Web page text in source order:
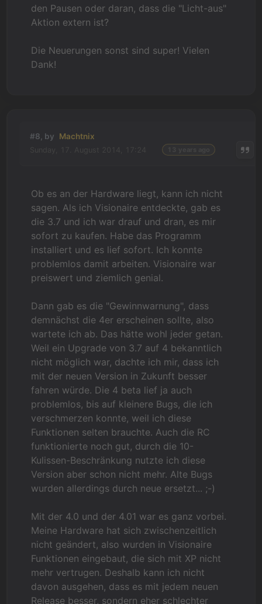
den Pausen oder daran, dass die "Licht-aus"
Aktion extern ist?
Die Neuerungen sonst sind super! Vielen
Dank!
#8, by Machtnix
Ob es an der Hardware liegt, kann ich nicht
sagen. Als ich Visionaire entdeckte, gab es
die 3.7 und ich war drauf und dran, es mir
sofort zu kaufen. Habe das Programm
installiert und es lief sofort. Ich konnte
problemlos damit arbeiten. Visionaire war
preiswert und ziemlich genial.
Dann gab es die "Gewinnwarnung", dass
demnächst die 4er erscheinen sollte, also
wartete ich ab. Das hätte wohl jeder getan.
Weil ein Upgrade von 3.7 auf 4 bekanntlich
nicht möglich war, dachte ich mir, dass ich
mit der neuen Version in Zukunft besser
fahren würde. Die 4 beta lief ja auch
problemlos, bis auf kleinere Bugs, die ich
verschmerzen konnte, weil ich diese
Funktionen selten brauchte. Auch die RC
funktionierte noch gut, durch die 10-
Kulissen-Beschränkung nutzte ich diese
Version aber schon nicht mehr. Alte Bugs
wurden allerdings durch neue ersetzt... ;-)
Mit der 4.0 und der 4.01 war es ganz vorbei.
Meine Hardware hat sich zwischenzeitlich
nicht geändert, also wurden in Visionaire
Funktionen eingebaut, die sich mit XP nicht
mehr vertrugen. Deshalb kann ich nicht
davon ausgehen, dass es mit jedem neuen
Release besser, sondern eher schlechter